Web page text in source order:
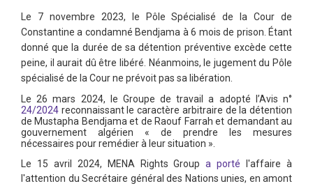
Le 7 novembre 2023, le Pôle Spécialisé de la Cour de
Constantine a condamné Bendjama à 6 mois de prison. Étant
donné que la durée de sa détention préventive excède cette
peine, il aurait dû être libéré. Néanmoins, le jugement du Pôle
spécialisé de la Cour ne prévoit pas sa libération.
Le 26 mars 2024, le Groupe de travail a adopté l’Avis n°
24/2024 reconnaissant le caractère arbitraire de la détention
de Mustapha Bendjama et de Raouf Farrah et demandant au
gouvernement algérien « de prendre les mesures
nécessaires pour remédier à leur situation ».
Le 15 avril 2024, MENA Rights Groupa porté l'affaire à
l'attention du Secrétaire général des Nations unies, en amont